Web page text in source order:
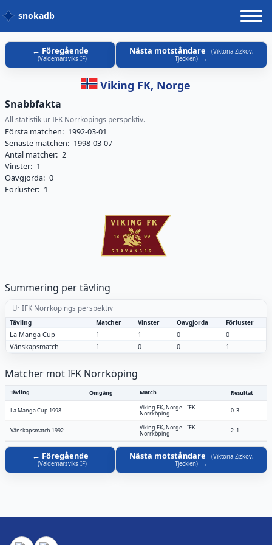
snokadb
Föregående
(Valdemarsviks IF)
Nästa motståndare (Viktoria Zizkov,
Tjeckien)
Viking FK, Norge
Snabbfakta
All statistik ur IFK Norrköpings perspektiv.
Första matchen: 1992-03-01
Senaste matchen: 1998-03-07
Antal matcher: 2
Vinster: 1
Oavgjorda: 0
Förluster: 1
Summering per tävling
Ur IFK Norrköpings perspektiv
Tävling Matcher Vinster Oavgjorda Förluster
La Manga Cup 1 1 0
0
Vänskapsmatch
1 0 0 1
Matcher mot IFK Norrköping
Tävling Omgång Match Resultat
La Manga Cup 1998 - Viking FK, Norge–IFK
Norrköping 0–3
Vänskapsmatch 1992 - Viking FK, Norge–IFK
Norrköping 2–1
Föregående
(Valdemarsviks IF)
Nästa motståndare (Viktoria Zizkov,
Tjeckien)